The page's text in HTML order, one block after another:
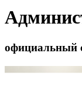
официальный